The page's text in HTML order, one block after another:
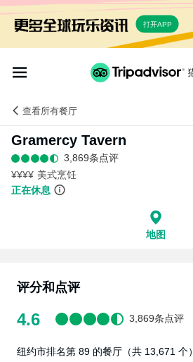
打开APP
查看所有餐厅
Gramercy Tavern
3,869条点评
¥¥¥¥ 美式烹饪
正在休息
地图
评分和点评
4.6 3,869条点评
纽约市排名第 89 的餐厅（共 13,671 个）